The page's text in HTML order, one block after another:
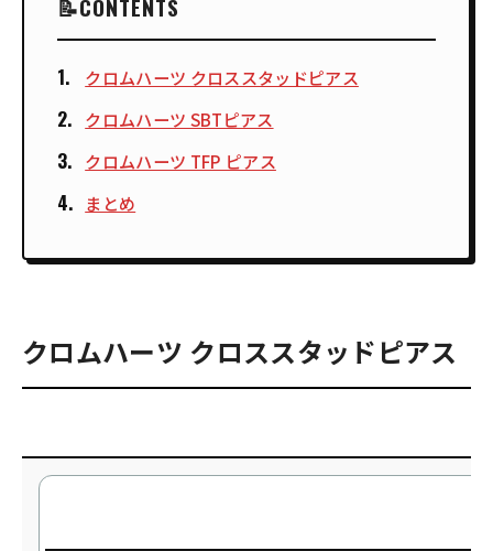
CONTENTS
クロムハーツ クロススタッドピアス
クロムハーツ SBTピアス
クロムハーツ TFP ピアス
まとめ
クロムハーツ クロススタッドピアス